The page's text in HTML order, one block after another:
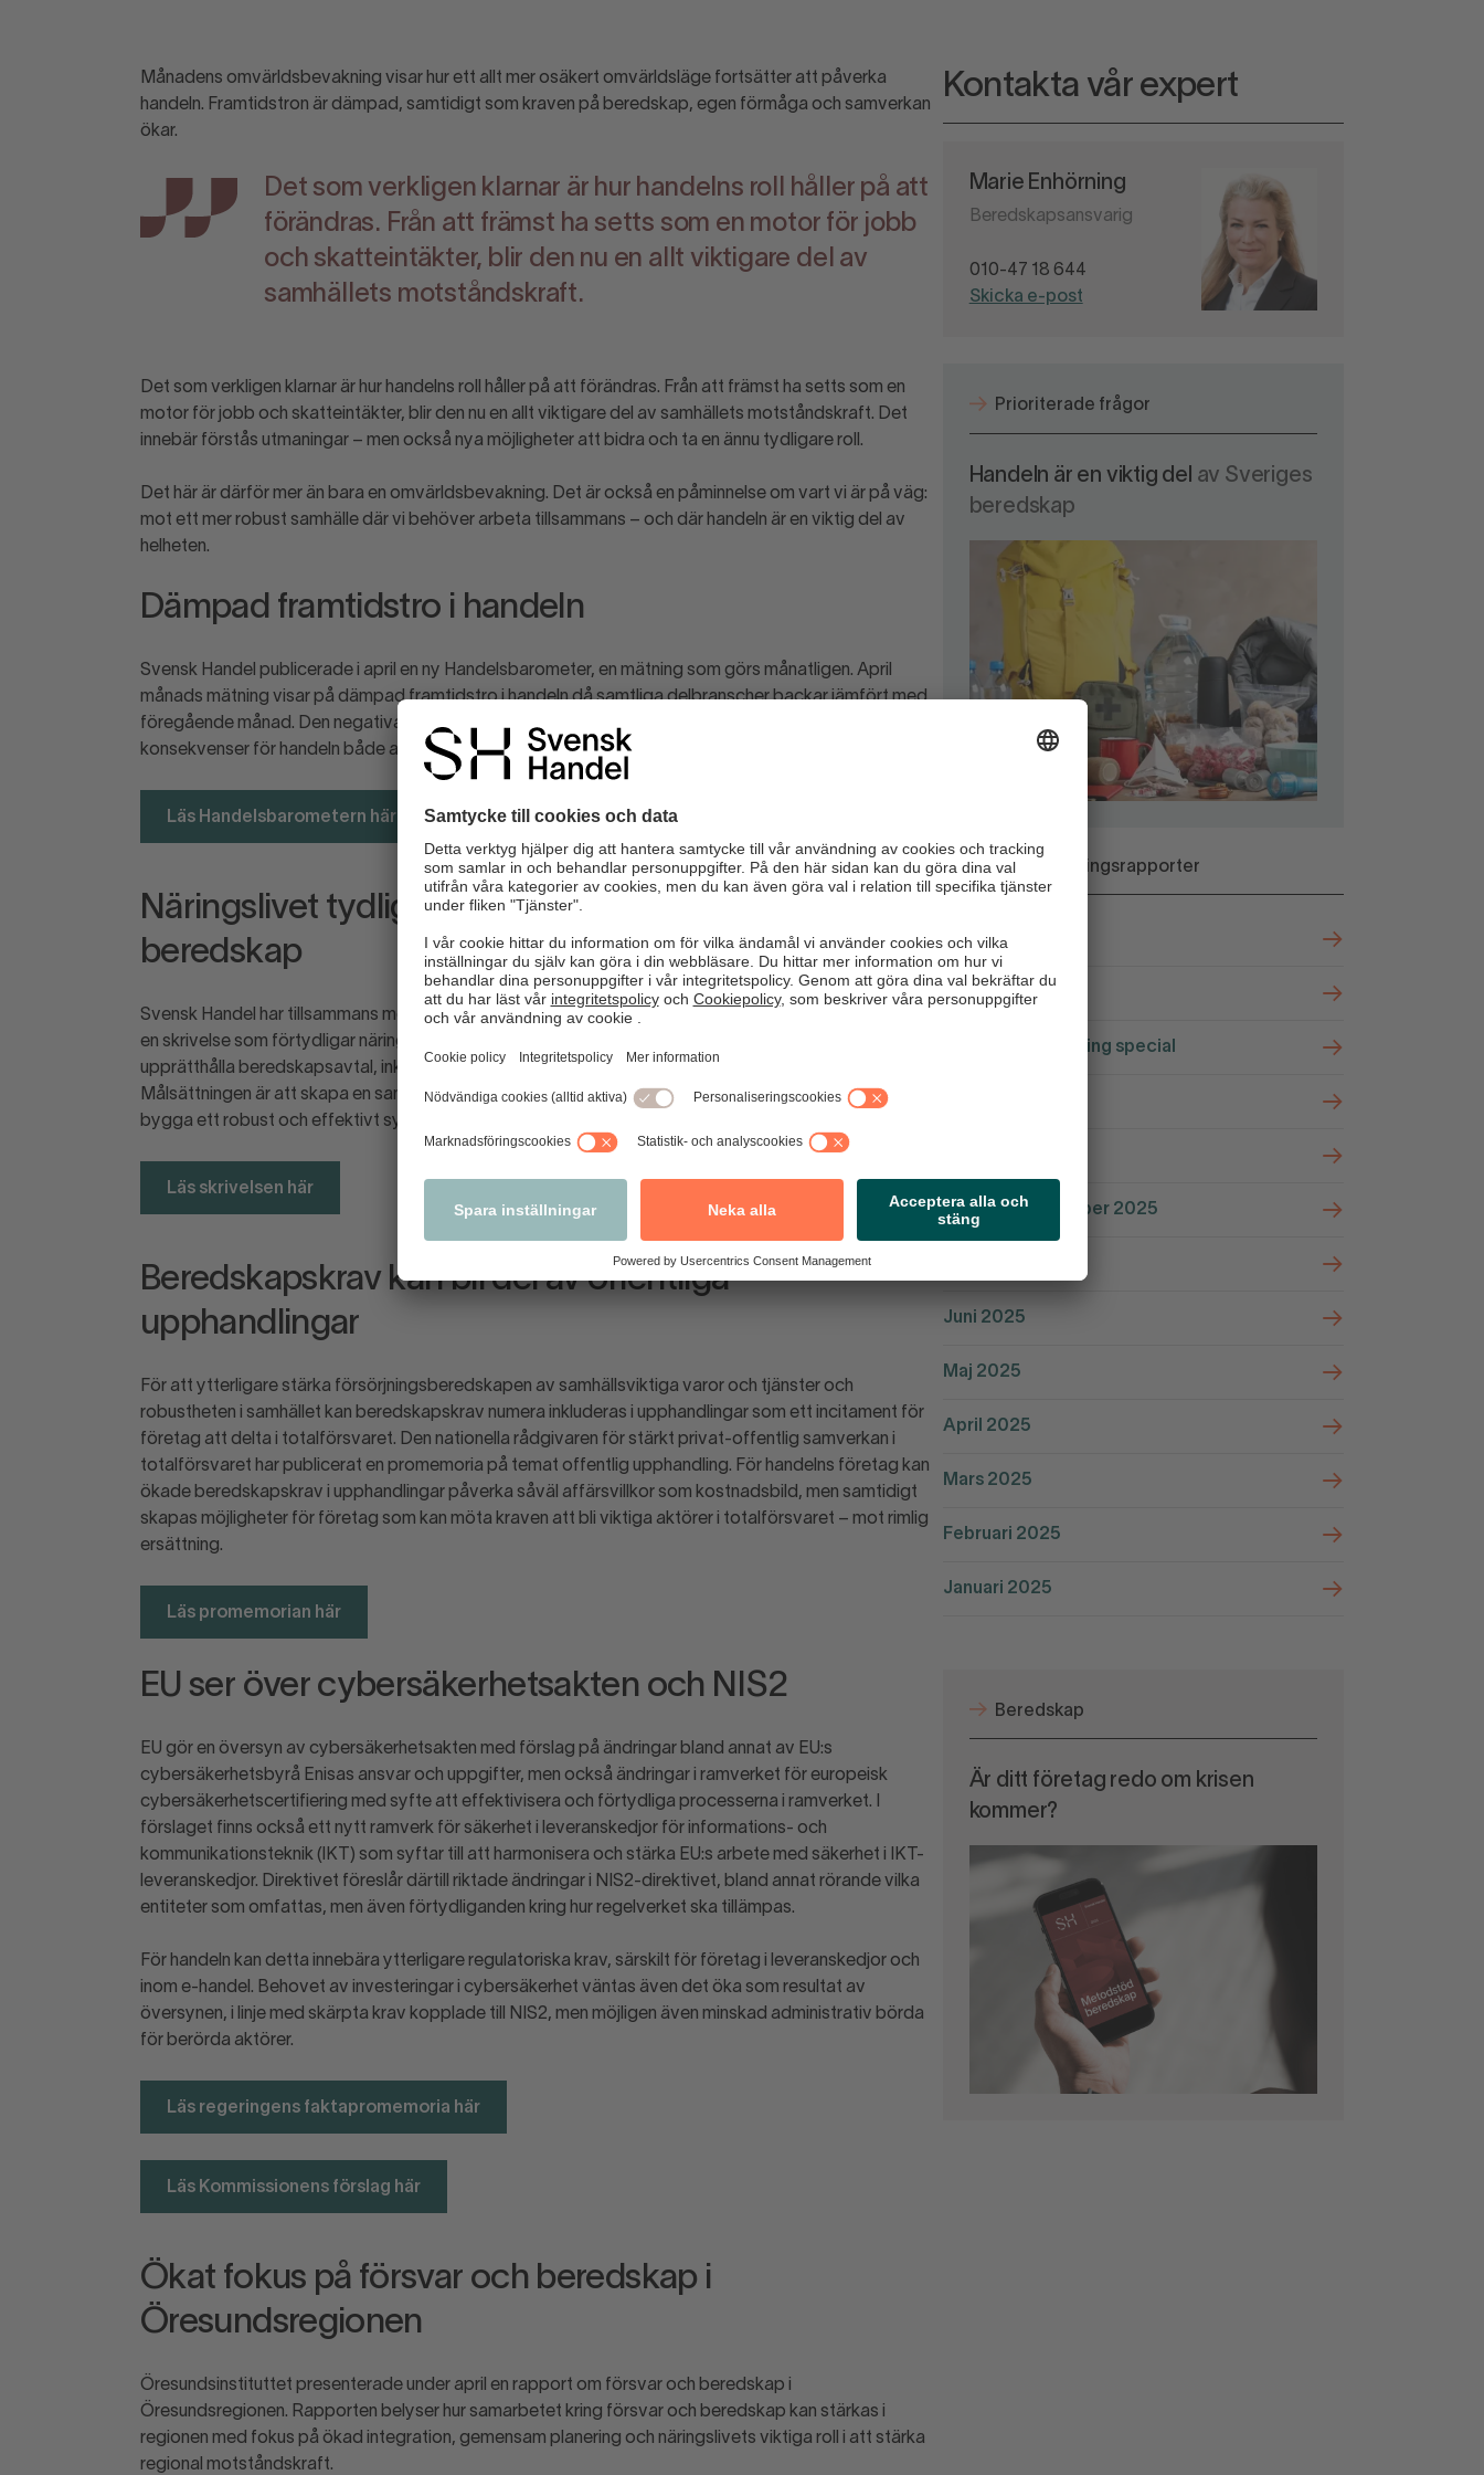
Månadens omvärldsbevakning visar hur ett allt mer osäkert omvärldsläge fortsätter att påverka
handeln. Framtidstron är dämpad, samtidigt som kraven på beredskap, egen förmåga och samverkan
ökar.
Det som verkligen klarnar är hur handelns roll håller på att
förändras. Från att främst ha setts som en motor för jobb
och skatteintäkter, blir den nu en allt viktigare del av
samhällets motståndskraft.
Det som verkligen klarnar är hur handelns roll håller på att förändras. Från att främst ha setts som en
motor för jobb och skatteintäkter, blir den nu en allt viktigare del av samhällets motståndskraft. Det
innebär förstås utmaningar – men också nya möjligheter att bidra och ta en ännu tydligare roll.
Det här är därför mer än bara en omvärldsbevakning. Det är också en påminnelse om vart vi är på väg:
mot ett mer robust samhälle där vi behöver arbeta tillsammans – och där handeln är en viktig del av
helheten.
Dämpad framtidstro i handeln
Svensk Handel publicerade i april en ny Handelsbarometer, en mätning som görs månatligen. April
månads mätning visar på dämpad framtidstro i handeln då samtliga delbranscher backar jämfört med
föregående månad. Den negativa trenden tillskrivs ett oroligt omvärldsläge, som kan få stora
konsekvenser för handeln både avseende investeringar som konsumtion.
Läs Handelsbarometern här
Näringslivet tydliggör förutsättningar för avtalad
beredskap
Svensk Handel har tillsammans med ett flertal branschorganisationer och Svenskt Näringsliv tagit fram
en skrivelse som förtydligar näringslivets grundläggande förutsättningar för att kunna ingå och
upprätthålla beredskapsavtal, inklusive så kallade försörjningsberedskapsavtal (F-avtal).
Målsättningen är att skapa en samsyn kring ramverk och processer och den tydlighet som krävs för att
bygga ett robust och effektivt system för avtalad beredskap.
Läs skrivelsen här
Beredskapskrav kan bli del av offentliga
upphandlingar
För att ytterligare stärka försörjningsberedskapen av samhällsviktiga varor och tjänster och
robustheten i samhället kan beredskapskrav numera inkluderas i upphandlingar som ett incitament för
företag att delta i totalförsvaret. Den nationella rådgivaren för stärkt privat-offentlig samverkan i
totalförsvaret har publicerat en promemoria på temat offentlig upphandling. För handelns företag kan
ökade beredskapskrav i upphandlingar påverka såväl affärsvillkor som kostnadsbild, men samtidigt
skapas möjligheter för företag som kan möta kraven att bli viktiga aktörer i totalförsvaret – mot rimlig
ersättning.
Läs promemorian här
EU ser över cybersäkerhetsakten och NIS2
EU gör en översyn av cybersäkerhetsakten med förslag på ändringar bland annat av EU:s
cybersäkerhetsbyrå Enisas ansvar och uppgifter, men också ändringar i ramverket för europeisk
cybersäkerhetscertifiering med syfte att effektivisera och förtydliga processerna i ramverket. I
förslaget finns också ett nytt ramverk för säkerhet i leveranskedjor för informations- och
kommunikationsteknik (IKT) som syftar till att harmonisera och stärka EU:s arbete med säkerhet i IKT-
leveranskedjor. Direktivet föreslår därtill riktade ändringar i NIS2-direktivet, bland annat rörande vilka
entiteter som omfattas, men även förtydliganden kring hur regelverket ska tillämpas.
För handeln kan detta innebära ytterligare regulatoriska krav, särskilt för företag i leveranskedjor och
inom e-handel. Behovet av investeringar i cybersäkerhet väntas även det öka som resultat av
översynen, i linje med skärpta krav kopplade till NIS2, men möjligen även minskad administrativ börda
för berörda aktörer.
Läs regeringens faktapromemoria här
Läs Kommissionens förslag här
Ökat fokus på försvar och beredskap i
Öresundsregionen
Öresundsinstituttet presenterade under april en rapport om försvar och beredskap i
Öresundsregionen. Rapporten belyser hur samarbetet kring försvar och beredskap kan stärkas i
regionen med fokus på ökad integration, gemensam planering och näringslivets viktiga roll i att stärka
regional motståndskraft.
Kontakta vår expert
Marie Enhörning
Beredskapsansvarig
010-47 18 644
Skicka e-post
Prioriterade frågor
Handeln är en viktig del av Sveriges
beredskap
Omvärldsbevakningsrapporter
Mars 2026
Februari 2026
Omvärldsbevakning special
Oktober-november 2025
Juni 2025
Maj 2025
April 2025
Mars 2025
Februari 2025
Januari 2025
Beredskap
Är ditt företag redo om krisen
kommer?